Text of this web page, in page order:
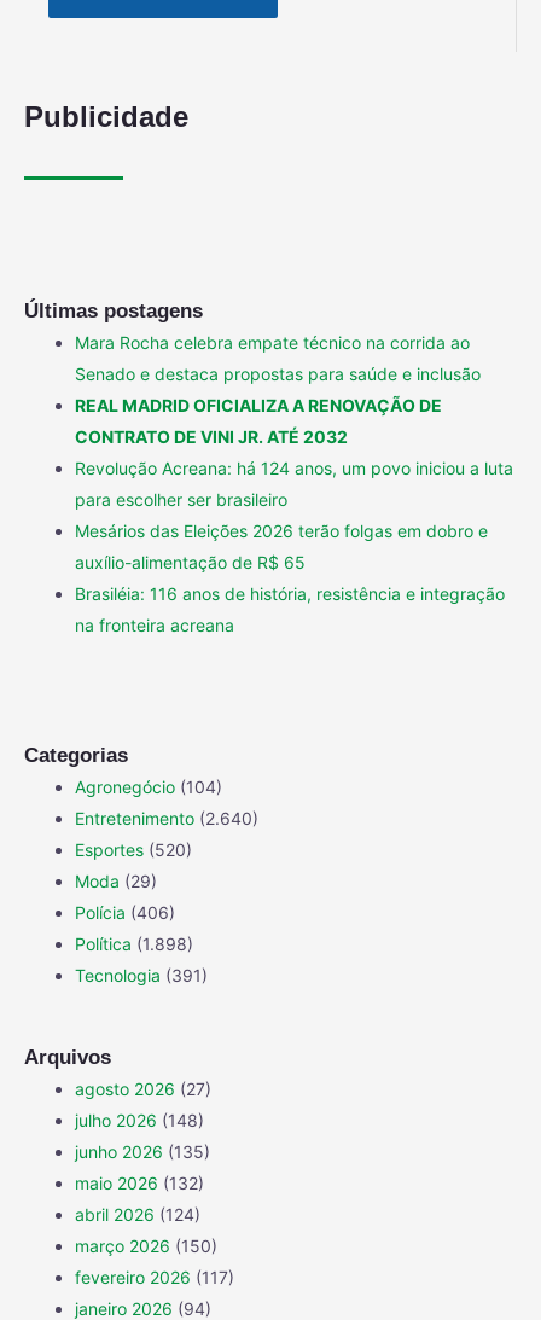
Publicidade
Últimas postagens
Mara Rocha celebra empate técnico na corrida ao
Senado e destaca propostas para saúde e inclusão
REAL MADRID OFICIALIZA A RENOVAÇÃO DE
CONTRATO DE VINI JR. ATÉ 2032
Revolução Acreana: há 124 anos, um povo iniciou a luta
para escolher ser brasileiro
Mesários das Eleições 2026 terão folgas em dobro e
auxílio-alimentação de R$ 65
Brasiléia: 116 anos de história, resistência e integração
na fronteira acreana
Categorias
Agronegócio (104)
Entretenimento (2.640)
Esportes (520)
Moda (29)
Polícia (406)
Política (1.898)
Tecnologia (391)
Arquivos
agosto 2026 (27)
julho 2026 (148)
junho 2026 (135)
maio 2026 (132)
abril 2026 (124)
março 2026 (150)
fevereiro 2026 (117)
janeiro 2026 (94)